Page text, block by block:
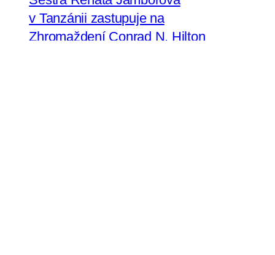
v Tanzánii zastupuje na
Zhromaždení Conrad N. Hilton